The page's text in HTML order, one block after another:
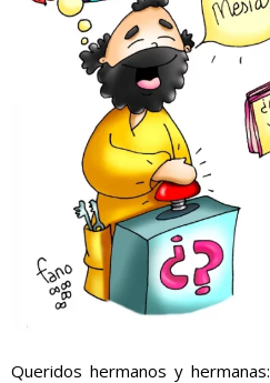
Queridos hermanos y hermanas: